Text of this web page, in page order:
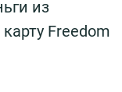
из
Freedom